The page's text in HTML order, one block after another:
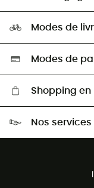
Seconde Main
Aide & Contact
HardGuides
Sélection éco-
Modes de
Modes de
Shopping
Nos services